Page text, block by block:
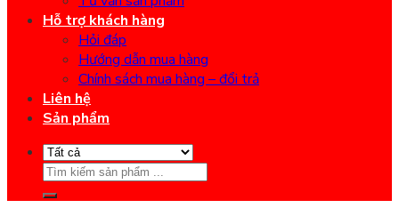
Hỗ trợ khách hàng
Hỏi đáp
Hướng dẫn mua hàng
Chính sách mua hàng – đổi trả
Liên hệ
Sản phẩm
Search
for: